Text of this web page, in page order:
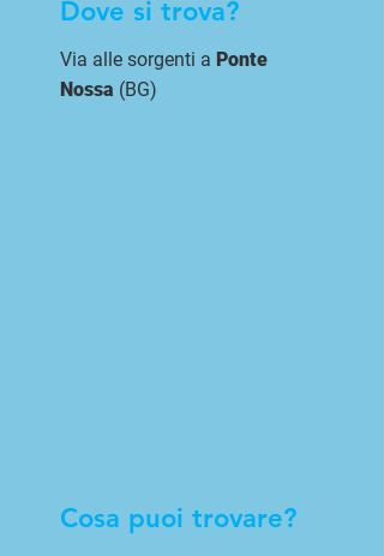
Dove si trova?
Via alle sorgenti a Ponte
Nossa (BG)
Cosa puoi trovare?